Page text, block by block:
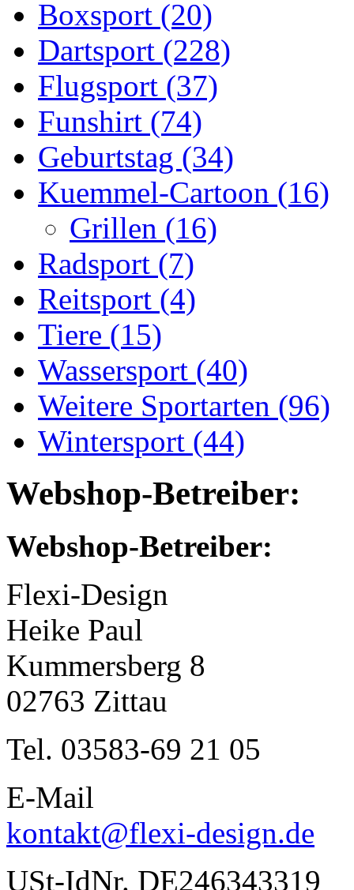
Boxsport (20)
Dartsport (228)
Flugsport (37)
Funshirt (74)
Geburtstag (34)
Kuemmel-Cartoon (16)
Grillen (16)
Radsport (7)
Reitsport (4)
Tiere (15)
Wassersport (40)
Weitere Sportarten (96)
Wintersport (44)
Webshop-Betreiber:
Webshop-Betreiber:
Flexi-Design
Heike Paul
Kummersberg 8
02763 Zittau
Tel. 03583-69 21 05
E-Mail
kontakt@flexi-design.de
USt-IdNr. DE246343319